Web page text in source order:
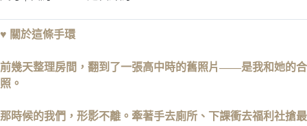
♥ 關於這條手環
前幾天整理房間，翻到了一張高中時的舊照片——是我和她的合
照。
那時候的我們，形影不離。牽著手去廁所、下課衝去福利社搶最